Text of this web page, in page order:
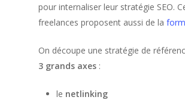
pour internaliser leur stratégie SEO.
freelances proposent aussi de la
On découpe une stratégie de
3 grands axes :
le netlinking